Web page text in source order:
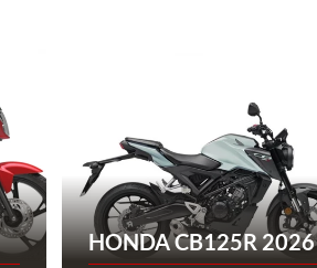
HONDA CB125R 2026